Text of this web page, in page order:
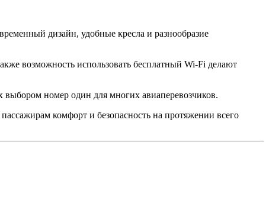
дизайн, удобные кресла и разнообразие
возможность использовать бесплатный Wi-Fi делают
выбором номер один для многих авиаперевозчиков.
комфорт и безопасность на протяжении всего